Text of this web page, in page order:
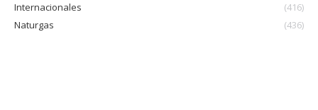
Internacionales
(416)
Naturgas
(436)